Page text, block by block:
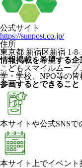
公式サイト
https://sunpost.co.jp/
住所
東京都 新宿区新宿 1-8-
情報掲載を希望する
こどもスマイルムー
学・学校、NPO等の皆
参画するとできること
本サイトや公式SNSで
本サイト上でイベント